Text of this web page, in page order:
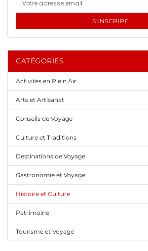
S'INSCRIRE
CATÉGORIES
Activités en Plein Air
Arts et Artisanat
Conseils de Voyage
Culture et Traditions
Destinations de Voyage
Gastronomie et Voyage
Histoire et Culture
Patrimoine
Tourisme et Voyage